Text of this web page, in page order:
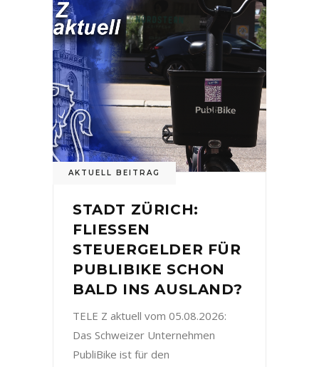
AKTUELL BEITRAG
STADT ZÜRICH:
FLIESSEN
STEUERGELDER FÜR
PUBLIBIKE SCHON
BALD INS AUSLAND?
TELE Z aktuell vom 05.08.2026:
Das Schweizer Unternehmen
PubliBike ist für den